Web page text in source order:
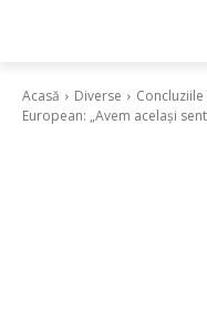
Acasă Diverse
European: „Avem acelaşi